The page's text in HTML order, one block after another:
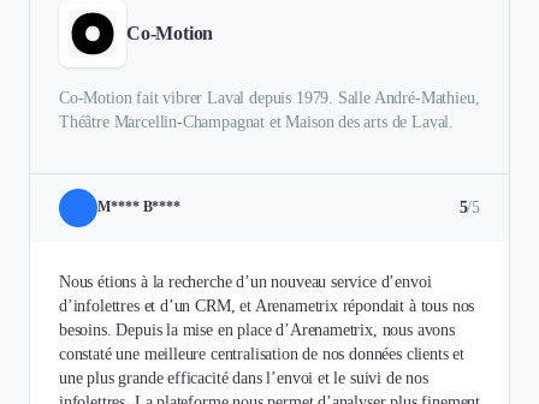
Co-Motion
Co-Motion fait vibrer Laval depuis 1979. Salle André-Mathieu,
Théâtre Marcellin-Champagnat et Maison des arts de Laval.
M**** B**** 5/5
Nous étions à la recherche d’un nouveau service d’envoi
d’infolettres et d’un CRM, et Arenametrix répondait à tous nos
besoins. Depuis la mise en place d’Arenametrix, nous avons
constaté une meilleure centralisation de nos données clients et
une plus grande efficacité dans l’envoi et le suivi de nos